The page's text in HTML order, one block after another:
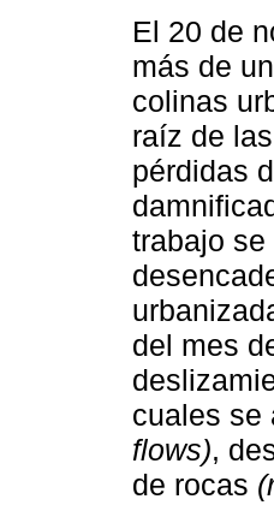
El 20 de
más de
colinas
raíz de
pérdidas
trabajo
del mes
cuales se
flows),
de rocas